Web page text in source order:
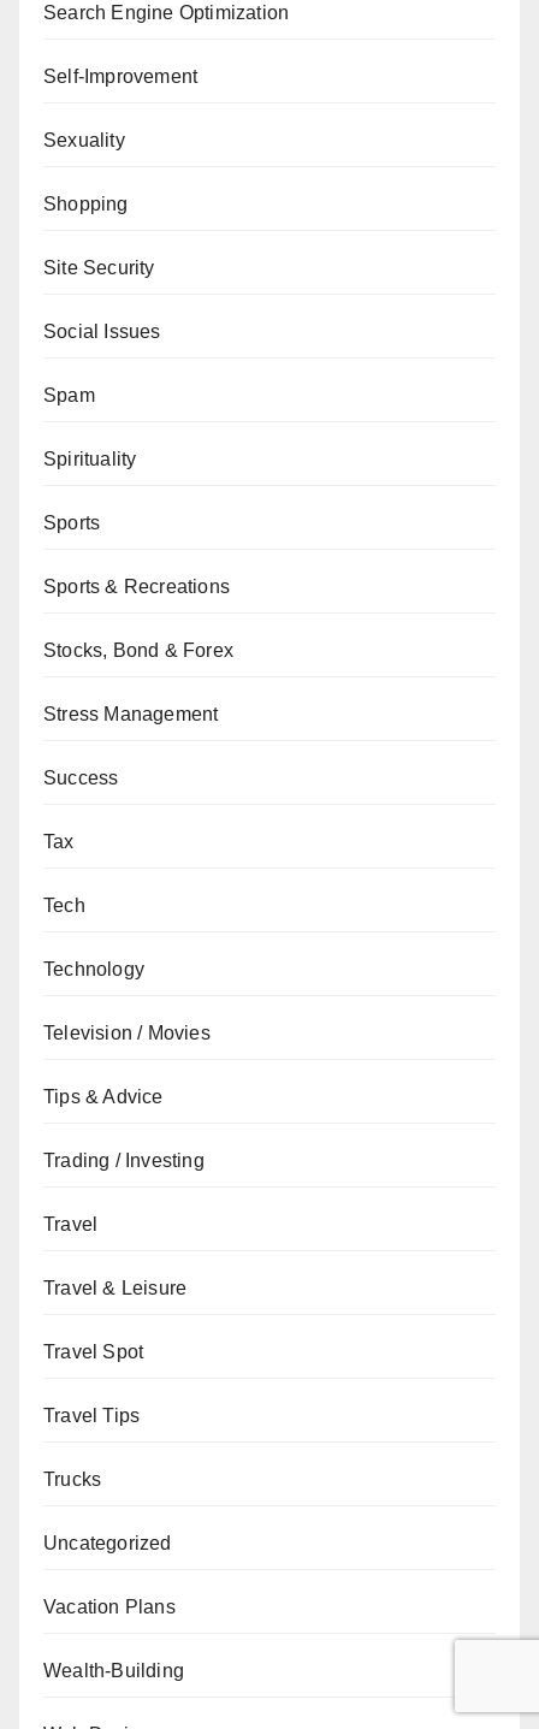
Search Engine Optimization
Self-Improvement
Sexuality
Shopping
Site Security
Social Issues
Spam
Spirituality
Sports
Sports & Recreations
Stocks, Bond & Forex
Stress Management
Success
Tax
Tech
Technology
Television / Movies
Tips & Advice
Trading / Investing
Travel
Travel & Leisure
Travel Spot
Travel Tips
Trucks
Uncategorized
Vacation Plans
Wealth-Building